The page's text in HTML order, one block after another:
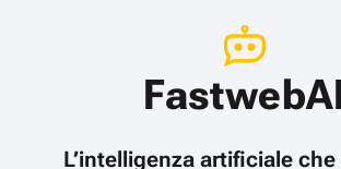
L’intelligenza artificiale